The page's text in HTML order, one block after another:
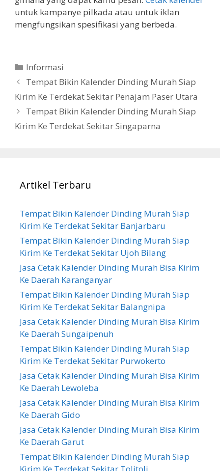
untuk kampanye pilkada atau untuk iklan
mengfungsikan spesifikasi yang berbeda.
Categories
Informasi
Tempat Bikin Kalender Dinding Murah Siap
Kirim Ke Terdekat Sekitar Penajam Paser Utara
Tempat Bikin Kalender Dinding Murah Siap
Kirim Ke Terdekat Sekitar Singaparna
Artikel Terbaru
Tempat Bikin Kalender Dinding Murah Siap
Kirim Ke Terdekat Sekitar Banjarbaru
Tempat Bikin Kalender Dinding Murah Siap
Kirim Ke Terdekat Sekitar Ujoh Bilang
Jasa Cetak Kalender Dinding Murah Bisa Kirim
Ke Daerah Karanganyar
Tempat Bikin Kalender Dinding Murah Siap
Kirim Ke Terdekat Sekitar Balangnipa
Jasa Cetak Kalender Dinding Murah Bisa Kirim
Ke Daerah Sungaipenuh
Tempat Bikin Kalender Dinding Murah Siap
Kirim Ke Terdekat Sekitar Purwokerto
Jasa Cetak Kalender Dinding Murah Bisa Kirim
Ke Daerah Lewoleba
Jasa Cetak Kalender Dinding Murah Bisa Kirim
Ke Daerah Gido
Jasa Cetak Kalender Dinding Murah Bisa Kirim
Ke Daerah Garut
Tempat Bikin Kalender Dinding Murah Siap
Kirim Ke Terdekat Sekitar Tolitoli